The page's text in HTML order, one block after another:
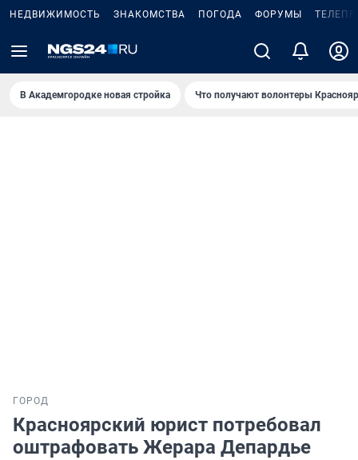
НЕДВИЖИМОСТЬ ЗНАКОМСТВА ПОГОДА ФОРУМЫ
В Академгородке новая стройка Что получают волонтеры
ГОРОД
Красноярский юрист потребовал
оштрафовать Жерара Депардье